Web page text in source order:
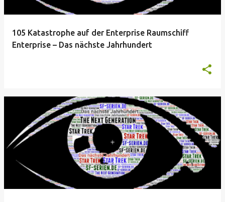
105 Katastrophe auf der Enterprise Raumschiff
Enterprise – Das nächste Jahrhundert